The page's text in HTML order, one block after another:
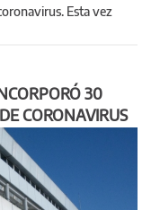
Esta vez
30
CORONAVIRUS